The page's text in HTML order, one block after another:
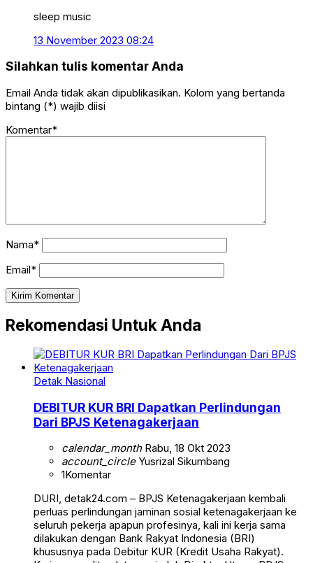
sleep music
13 November 2023 08:24
Silahkan tulis komentar Anda
Email Anda tidak akan dipublikasikan. Kolom yang bertanda
bintang (*) wajib diisi
Komentar*
Nama*
Email*
Rekomendasi Untuk Anda
Detak Nasional
DEBITUR KUR BRI Dapatkan Perlindungan
Dari BPJS Ketenagakerjaan
calendar_monthRabu, 18 Okt 2023
account_circleYusrizal Sikumbang
1Komentar
DURI, detak24.com – BPJS Ketenagakerjaan kembali
perluas perlindungan jaminan sosial ketenagakerjaan ke
seluruh pekerja apapun profesinya, kali ini kerja sama
dilakukan dengan Bank Rakyat Indonesia (BRI)
khususnya pada Debitur KUR (Kredit Usaha Rakyat).